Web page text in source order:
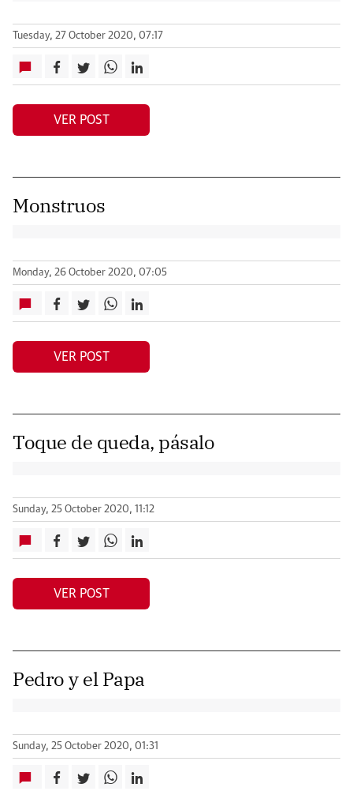
Tuesday, 27 October 2020, 07:17
VER POST
Monstruos
Monday, 26 October 2020, 07:05
VER POST
Toque de queda, pásalo
Sunday, 25 October 2020, 11:12
VER POST
Pedro y el Papa
Sunday, 25 October 2020, 01:31